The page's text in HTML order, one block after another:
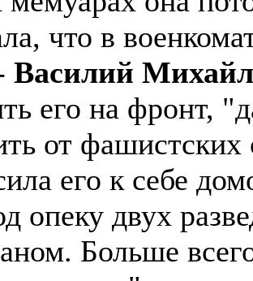
что в
Василий
его на фронт,
от
его к себе
опеку двух
Больше